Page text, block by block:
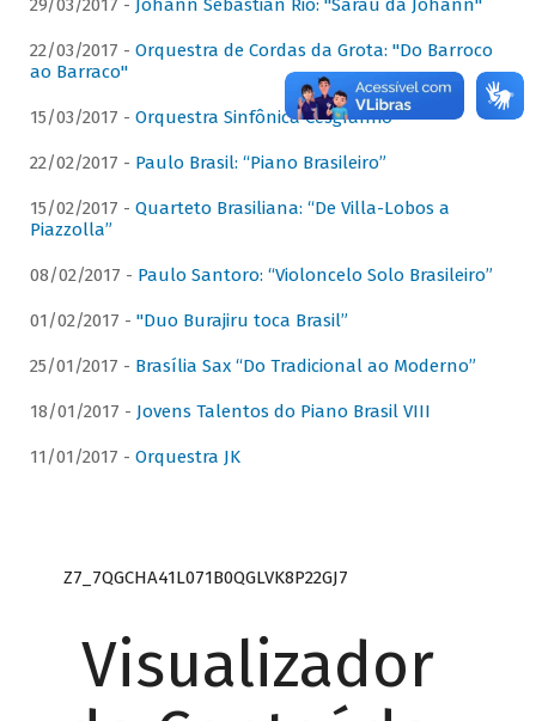
29/03/2017 - Johann Sebastian Rio: "Sarau da Johann"
22/03/2017 - Orquestra de Cordas da Grota: "Do Barroco
ao Barraco"
15/03/2017 - Orquestra Sinfônica Cesgranrio
22/02/2017 - Paulo Brasil: “Piano Brasileiro”
15/02/2017 - Quarteto Brasiliana: “De Villa-Lobos a
Piazzolla”
08/02/2017 - Paulo Santoro: “Violoncelo Solo Brasileiro”
01/02/2017 - "Duo Burajiru toca Brasil”
25/01/2017 - Brasília Sax “Do Tradicional ao Moderno”
18/01/2017 - Jovens Talentos do Piano Brasil VIII
11/01/2017 - Orquestra JK
Z7_7QGCHA41L071B0QGLVK8P22GJ7
Visualizador